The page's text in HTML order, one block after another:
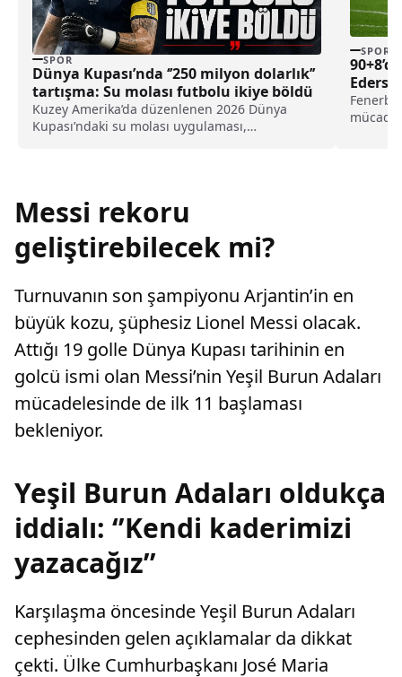
SPOR
Dünya Kupası’nda ‘’250 milyon dolarlık’’
tartışma: Su molası futbolu ikiye böldü
Kuzey Amerika’da düzenlenen 2026 Dünya
Kupası’ndaki su molası uygulaması,
SPOR
Messi rekoru
geliştirebilecek mi?
Turnuvanın son şampiyonu Arjantin’in en
büyük kozu, şüphesiz Lionel Messi olacak.
Attığı 19 golle Dünya Kupası tarihinin en
golcü ismi olan Messi’nin Yeşil Burun Adaları
mücadelesinde de ilk 11 başlaması
bekleniyor.
Yeşil Burun Adaları oldukça
iddialı: ‘’Kendi kaderimizi
yazacağız’’
Karşılaşma öncesinde Yeşil Burun Adaları
cephesinden gelen açıklamalar da dikkat
çekti. Ülke Cumhurbaşkanı José Maria